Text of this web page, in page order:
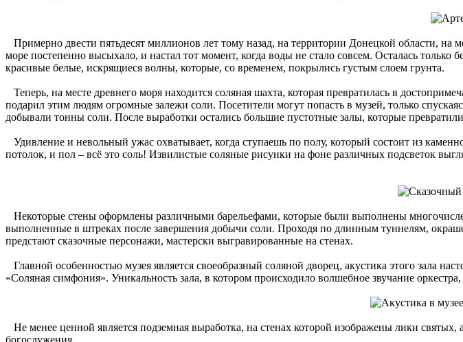
Примерно двести пятьдесят миллионов лет тому назад, на территории Донецкой области,
море постепенно высыхало, и настал тот момент, когда воды не стало совсем. Осталась
красивые белые, искрящиеся волны, которые, со временем, покрылись густым слоем грунта.
Теперь, на месте древнего моря находится соляная шахта, которая превратилась в
подарил этим людям огромные залежи соли. Посетители могут попасть в музей, только
добывали тонны соли. После выработки остались большие пустотные залы, которые
Удивление и невольный ужас охватывает, когда ступаешь по полу, который состоит из
потолок, и пол – всё это соль! Извилистые соляные рисунки на фоне различных подсветок
Некоторые стены оформлены различными барельефами, которые были выполнены
выполненные в штреках после завершения добычи соли. Проходя по длинным туннелям,
предстают сказочные персонажи, мастерски выгравированные на стенах.
Главной особенностью музея является своеобразный соляной дворец, акустика этого зала
«Соляная симфония». Уникальность зала, в котором происходило волшебное звучание
Не менее ценной является подземная выработка, на стенах которой изображены лики святых,
богослужения.